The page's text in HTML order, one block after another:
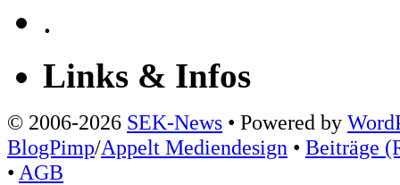
.
Links & Infos
© 2006-2026 SEK-News • Powered by
BlogPimp/Appelt Mediendesign • Beiträge
• AGB